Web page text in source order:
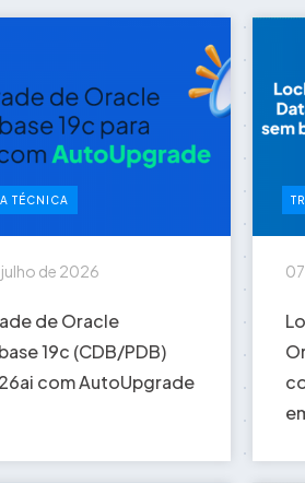
TÉCNICA
de 2026
de Oracle
19c (CDB/PDB)
com AutoUpgrade